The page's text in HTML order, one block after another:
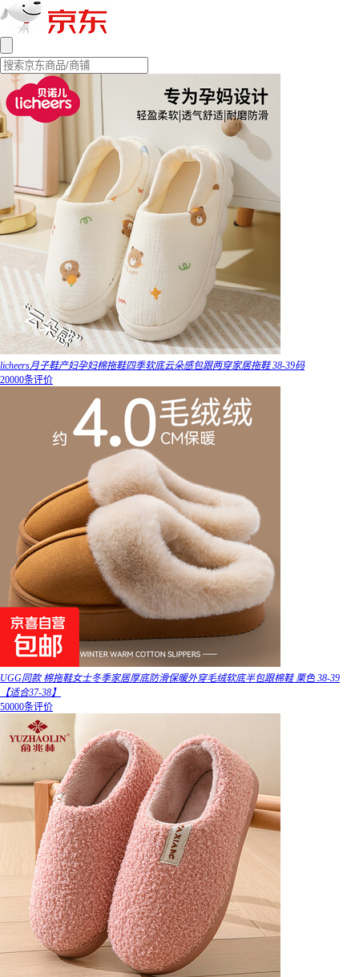
licheers月子鞋产妇孕妇棉拖鞋四季软底云朵感包跟两穿家居拖鞋 38-39码
20000条评价
UGG同款 棉拖鞋女士冬季家居厚底防滑保暖外穿毛绒软底半包跟棉鞋 栗色 38-39
【适合37-38】
50000条评价